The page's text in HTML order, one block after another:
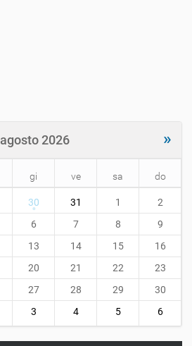
agosto 2026 »
gi ve sa do
30 31 1
2
6 7 8
9
13 14 15
16
20 21 22
23
27 28 29
30
3 4 5 6